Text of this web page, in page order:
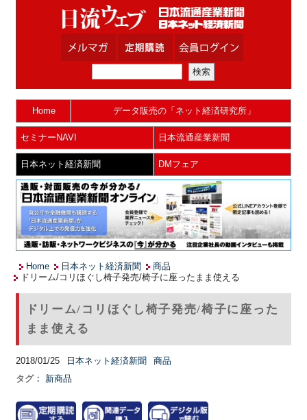
Home データ販売の「ネット経済研究所」
セミナーNAVI 日本流通産業新聞
日本ネット経済新聞 DMフェア
Home 日本ネット経済新聞
商品
ドリーム/コリほぐし椅子発売/椅子に座ったまま使える
ドリーム/コリほぐし椅子発売/椅子に座った
まま使える
2018/01/25 日本ネット経済新聞
商品
タグ：
新商品